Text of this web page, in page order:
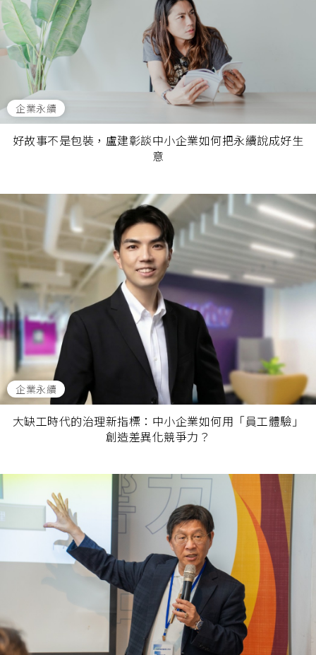
企業永續
好故事不是包裝，盧建彰談中小企業如何把永續說成好生
意
企業永續
大缺工時代的治理新指標：中小企業如何用「員工體驗」
創造差異化競爭力？